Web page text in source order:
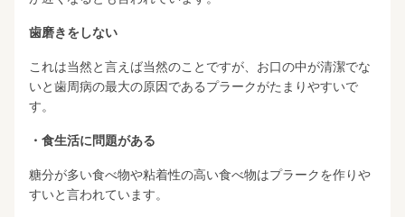
歯磨きをしない
これは当然と言えば当然のことですが、お口の中が清潔でな
いと歯周病の最大の原因であるプラークがたまりやすいで
す。
・食生活に問題がある
糖分が多い食べ物や粘着性の高い食べ物はプラークを作りや
すいと言われています。